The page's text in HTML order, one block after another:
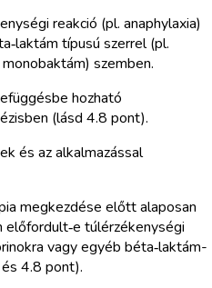
reakció (pl. anaphylaxia)
típusú szerrel (pl.
szemben.
hozható
(lásd 4.8 pont).
és az alkalmazással
megkezdése előtt alaposan
túlérzékenységi
vagy egyéb béta‑laktám-
4.8 pont).